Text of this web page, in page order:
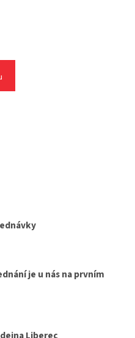
je u nás na prvním